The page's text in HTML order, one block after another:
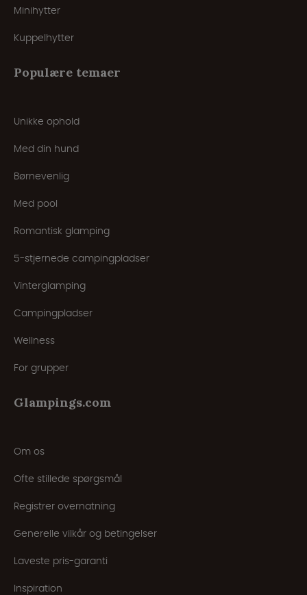
Minihytter
Kuppelhytter
Populære temaer
Unikke ophold
Med din hund
Børnevenlig
Med pool
Romantisk glamping
5-stjernede campingpladser
Vinterglamping
Campingpladser
Wellness
For grupper
Glampings.com
Om os
Ofte stillede spørgsmål
Registrer overnatning
Generelle vilkår og betingelser
Laveste pris-garanti
Inspiration